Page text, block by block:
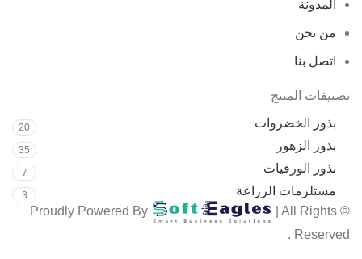
المدونة
من نحن
اتصل بنا
تصنيفات المنتج
بذور الخضروات
20
بذور الزهور 35
بذور الورقيات 7
مستلزمات الزراعة 3
© Proudly Powered By
| All Rights
Reserved .